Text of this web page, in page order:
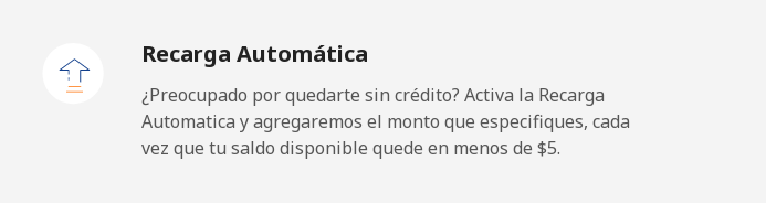
25 min por ⁦$5⁩ -
Recarga Automática
¿Preocupado por quedarte sin crédito? Activa la Recarga
Automatica y agregaremos el monto que especifiques, cada
vez que tu saldo disponible quede en menos de ⁦$5⁩.